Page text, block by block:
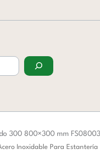
300 800×300 mm
Inoxidable Para